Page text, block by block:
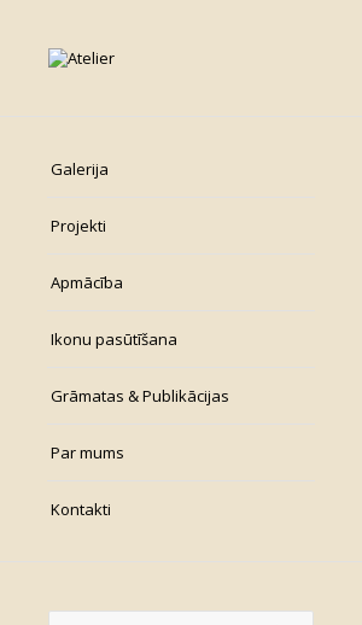
Galerija
Projekti
Apmācība
Ikonu pasūtīšana
Grāmatas & Publikācijas
Par mums
Kontakti